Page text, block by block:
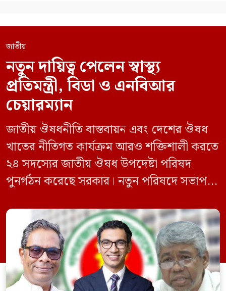
জাতীয়
নতুন দায়িত্ব পেলেন স্বাস্থ্য
প্রতিমন্ত্রী, বিডা ও এনবিআর
চেয়ারম্যান
জাতীয় ঔষধনীতি বাস্তবায়ন এবং দেশের ঔষধ
খাতের নীতিগত কার্যক্রম আরও শক্তিশালী করতে
২৪ সদস্যের জাতীয় ঔষধ উপদেষ্টা পরিষদ
পুনর্গঠন করেছে সরকার। নতুন পরিষদে সভাপতি
কল্যাণমন্ত্রী এবং সদস্য সচিব থাকবেন স্বাস্থ্য ও
পরিবার কল্যাণ মন্ত্রণালয়ের সচিব। একই সঙ্গে
স্বাস্থ্য প্রতিমন্ত্রী, বাংলাদেশ বিনিয়োগ উন্নয়ন
কর্তৃপক্ষ (বিডা)-এর নির্বাহী চেয়ারম্যান এবং
জাতীয় […]